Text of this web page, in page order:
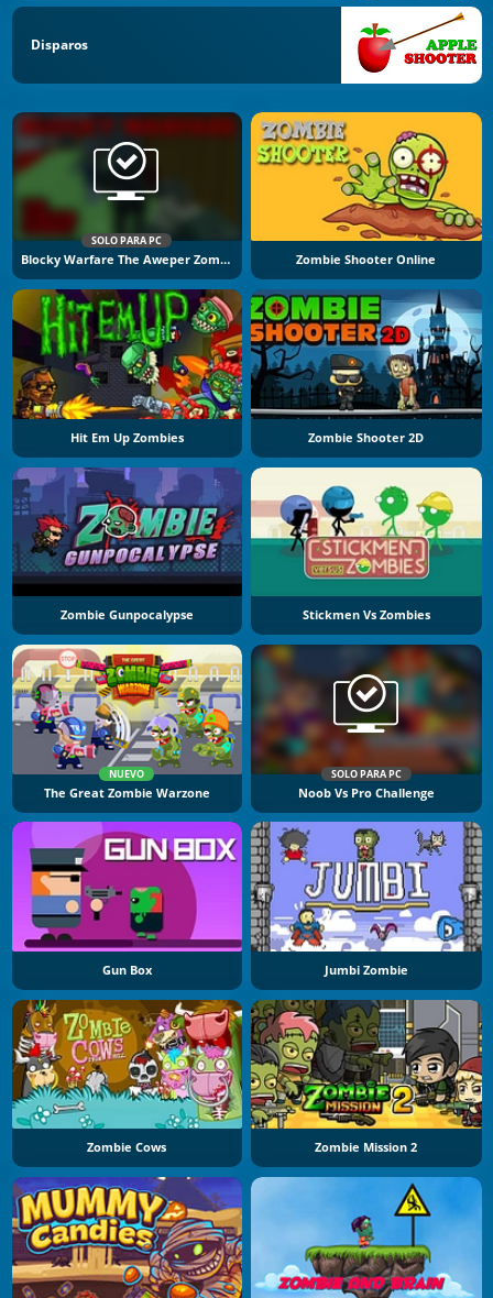
Disparos
SOLO PARA PC
Blocky Warfare The Aweper Zombie Zombie Shooter Online
Hit Em Up Zombies Zombie Shooter 2D
Zombie Gunpocalypse Stickmen Vs Zombies
NUEVO
The Great Zombie Warzone
SOLO PARA PC
Noob Vs Pro Challenge
Gun Box Jumbi Zombie
Zombie Cows Zombie Mission 2